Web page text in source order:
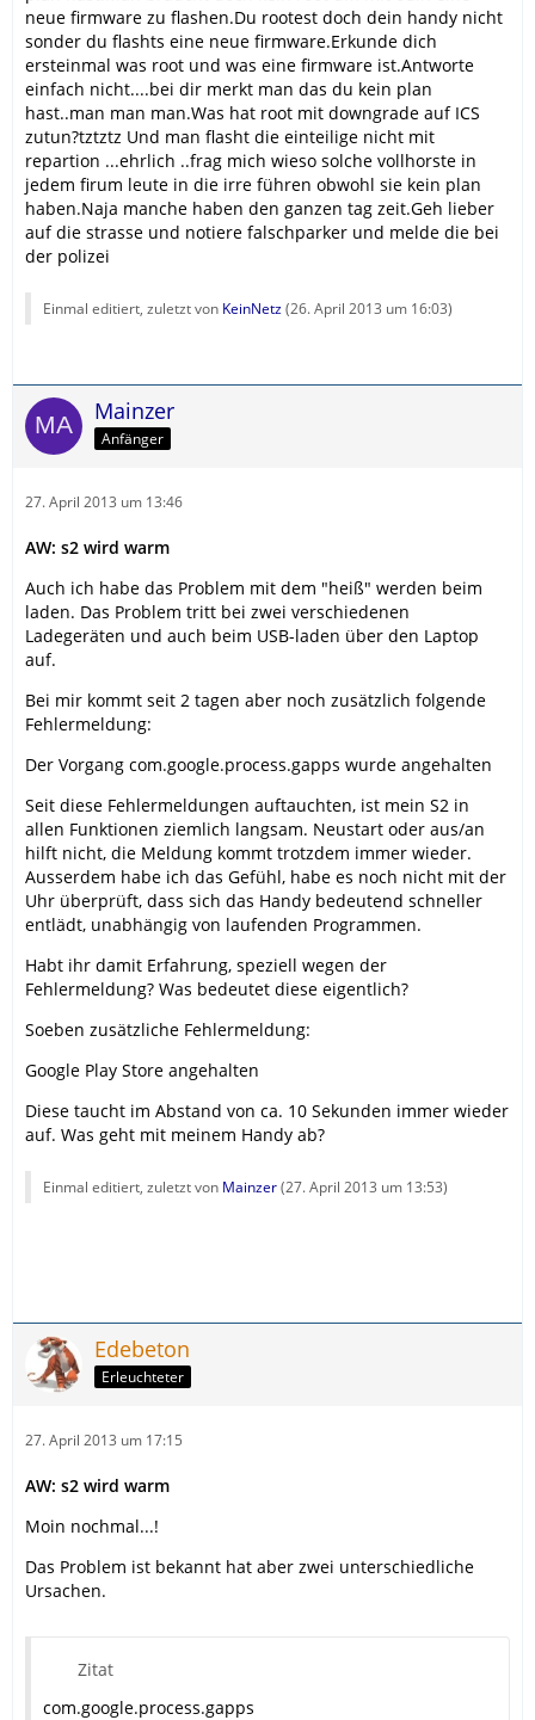
neue firmware zu flashen.Du rootest doch dein handy nicht
sonder du flashts eine neue firmware.Erkunde dich
ersteinmal was root und was eine firmware ist.Antworte
einfach nicht....bei dir merkt man das du kein plan
hast..man man man.Was hat root mit downgrade auf ICS
zutun?tztztz Und man flasht die einteilige nicht mit
repartion ...ehrlich ..frag mich wieso solche vollhorste in
jedem firum leute in die irre führen obwohl sie kein plan
haben.Naja manche haben den ganzen tag zeit.Geh lieber
auf die strasse und notiere falschparker und melde die bei
der polizei
Einmal editiert, zuletzt von KeinNetz(26. April 2013 um 16:03)
Mainzer
Anfänger
27. April 2013 um 13:46
AW: s2 wird warm
Auch ich habe das Problem mit dem "heiß" werden beim
laden. Das Problem tritt bei zwei verschiedenen
Ladegeräten und auch beim USB-laden über den Laptop
auf.
Bei mir kommt seit 2 tagen aber noch zusätzlich folgende
Fehlermeldung:
Der Vorgang com.google.process.gapps wurde angehalten
Seit diese Fehlermeldungen auftauchten, ist mein S2 in
allen Funktionen ziemlich langsam. Neustart oder aus/an
hilft nicht, die Meldung kommt trotzdem immer wieder.
Ausserdem habe ich das Gefühl, habe es noch nicht mit der
Uhr überprüft, dass sich das Handy bedeutend schneller
entlädt, unabhängig von laufenden Programmen.
Habt ihr damit Erfahrung, speziell wegen der
Fehlermeldung? Was bedeutet diese eigentlich?
Soeben zusätzliche Fehlermeldung:
Google Play Store angehalten
Diese taucht im Abstand von ca. 10 Sekunden immer wieder
auf. Was geht mit meinem Handy ab?
Einmal editiert, zuletzt von Mainzer(27. April 2013 um 13:53)
Edebeton
Erleuchteter
27. April 2013 um 17:15
AW: s2 wird warm
Moin nochmal...!
Das Problem ist bekannt hat aber zwei unterschiedliche
Ursachen.
Zitat
com.google.process.gapps